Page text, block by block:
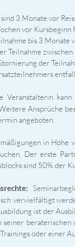
3 Monate vor
vor Kursbeginn
bis 3 Monate
Teilnahme
der
Veranstalterin
Ansprüche
angeboten.
in Höhe
Der erste
sind 50% der
vervielfältigt
ist der
seiner
oder einer